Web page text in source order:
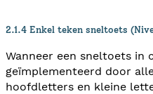
2.1.4 Enkel teken sneltoets
Wanneer een sneltoets in
geïmplementeerd door
hoofdletters en kleine